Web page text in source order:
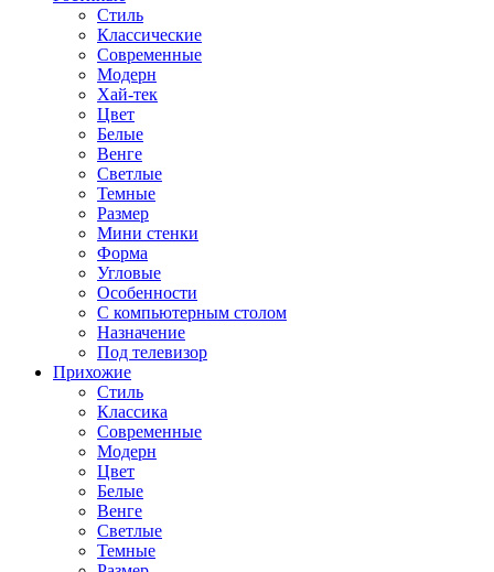
Стиль
Классические
Современные
Модерн
Хай-тек
Цвет
Белые
Венге
Светлые
Темные
Размер
Мини стенки
Форма
Угловые
Особенности
С компьютерным столом
Назначение
Под телевизор
Прихожие
Стиль
Классика
Современные
Модерн
Цвет
Белые
Венге
Светлые
Темные